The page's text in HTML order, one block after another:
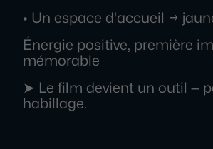
• Un espace d'accueil →
Énergie positive, première
mémorable
➤ Le film devient un outil —
habillage.